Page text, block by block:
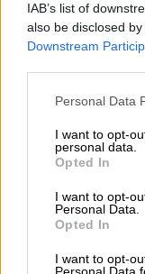
IAB’s list of
also be disclosed
Downstream
Personal Data
I want to opt-
personal data.
Opted In
I want to opt-
Personal Data.
Opted In
I want to opt-
Trajes
es